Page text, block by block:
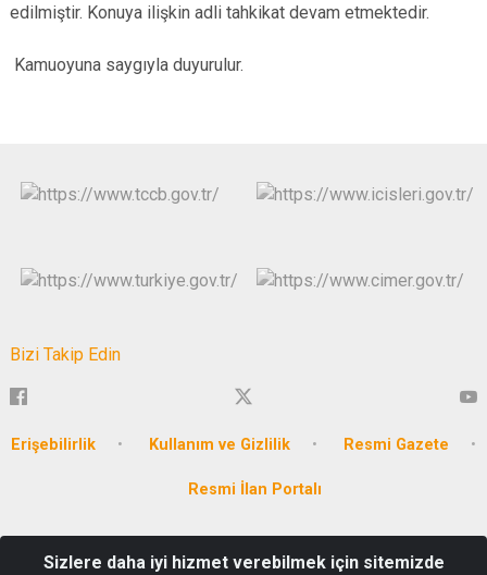
edilmiştir. Konuya ilişkin adli tahkikat devam etmektedir.
Kamuoyuna saygıyla duyurulur.
Bizi Takip Edin
Erişebilirlik Kullanım ve Gizlilik Resmi Gazete
Resmi İlan Portalı
Bulvarı No:662 P.K. : 33160 Yenişehir / MERSİN
Sizlere daha iyi hizmet verebilmek için sitemizde